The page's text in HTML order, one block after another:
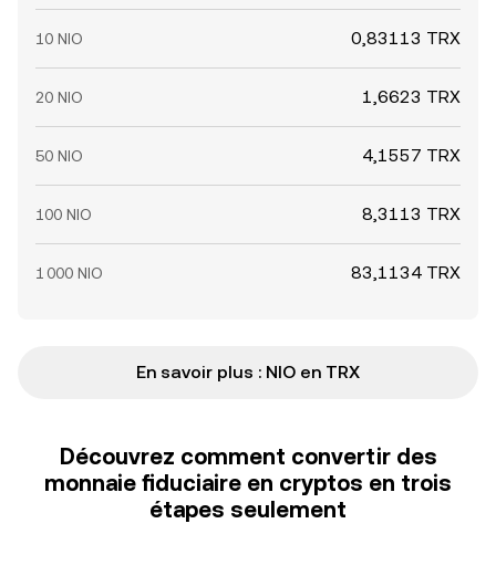
10 NIO 0,83113 TRX
20 NIO 1,6623 TRX
50 NIO 4,1557 TRX
100 NIO 8,3113 TRX
1 000 NIO 83,1134 TRX
En savoir plus : NIO en TRX
Découvrez comment convertir des
monnaie fiduciaire en cryptos en trois
étapes seulement